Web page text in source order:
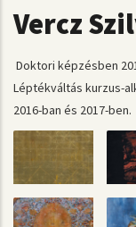
Vercz
Doktori képzésben
Léptékváltás kurzus-
2016-ban és 2017-ben.